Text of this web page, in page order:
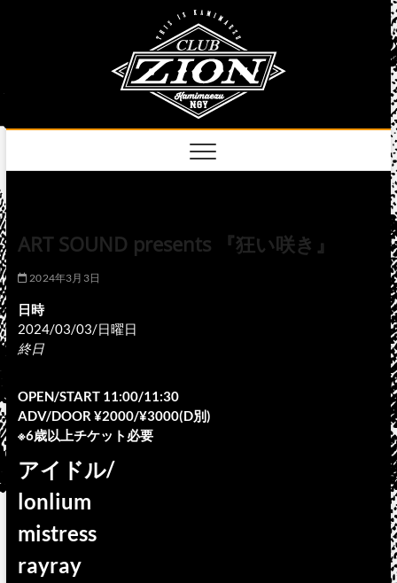
ART SOUND presents 『狂い咲き』
2024年3月3日
日時
2024/03/03/日曜日
終日
OPEN/START 11:00/11:30
ADV/DOOR ¥2000/¥3000(D別)
※6歳以上チケット必要
アイドル/
lonlium
mistress
rayray